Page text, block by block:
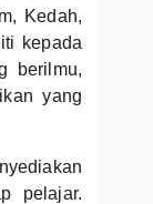
Kedah,
kepada
berilmu,
yang
pelajar.